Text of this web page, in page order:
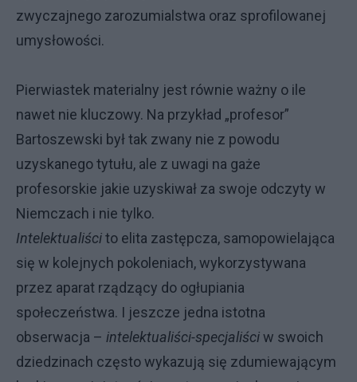
zwyczajnego zarozumialstwa oraz sprofilowanej
umysłowości.
Pierwiastek materialny jest równie ważny o ile
nawet nie kluczowy. Na przykład „profesor”
Bartoszewski był tak zwany nie z powodu
uzyskanego tytułu, ale z uwagi na gaże
profesorskie jakie uzyskiwał za swoje odczyty w
Niemczach i nie tylko.
Intelektualiścito elita zastępcza, samopowielająca
się w kolejnych pokoleniach, wykorzystywana
przez aparat rządzący do ogłupiania
społeczeństwa. I jeszcze jedna istotna
obserwacja – intelektualiści-specjaliściw swoich
dziedzinach często wykazują się zdumiewającym